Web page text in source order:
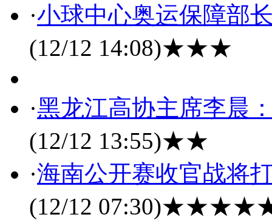
·小球中心奥运保障部
(12/12 14:08)★★★
·黑龙江高协主席李晨
(12/12 13:55)★★
·海南公开赛收官战将
(12/12 07:30)